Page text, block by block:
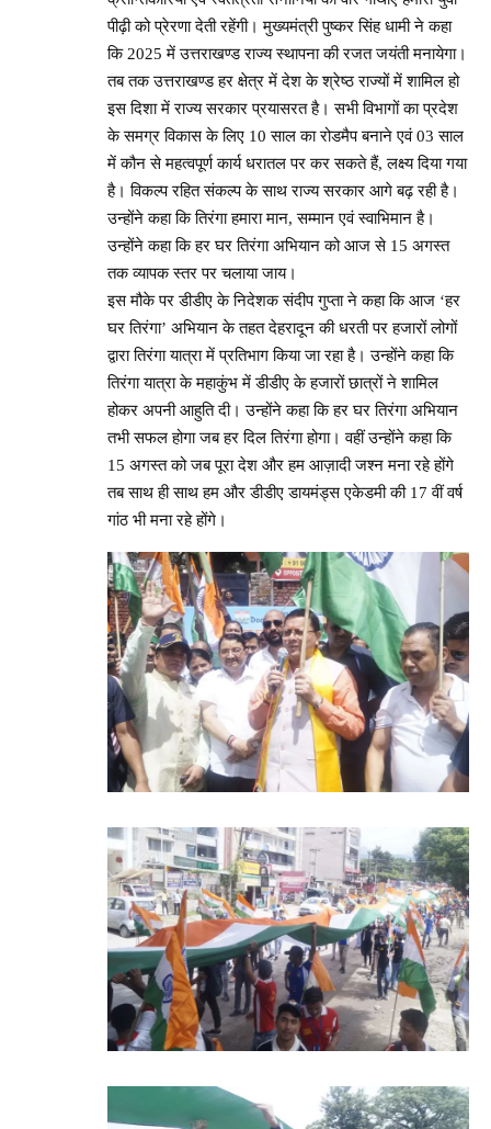
पीढ़ी को प्रेरणा देती रहेंगी। मुख्यमंत्री पुष्कर सिंह धामी ने कहा
कि 2025 में उत्तराखण्ड राज्य स्थापना की रजत जयंती मनायेगा।
तब तक उत्तराखण्ड हर क्षेत्र में देश के श्रेष्ठ राज्यों में शामिल हो
इस दिशा में राज्य सरकार प्रयासरत है। सभी विभागों का प्रदेश
के समग्र विकास के लिए 10 साल का रोडमैप बनाने एवं 03 साल
में कौन से महत्वपूर्ण कार्य धरातल पर कर सकते हैं, लक्ष्य दिया गया
है। विकल्प रहित संकल्प के साथ राज्य सरकार आगे बढ़ रही है।
उन्होंने कहा कि तिरंगा हमारा मान, सम्मान एवं स्वाभिमान है।
उन्होंने कहा कि हर घर तिरंगा अभियान को आज से 15 अगस्त
तक व्यापक स्तर पर चलाया जाय।
इस मौके पर डीडीए के निदेशक संदीप गुप्ता ने कहा कि आज ‘हर
घर तिरंगा’ अभियान के तहत देहरादून की धरती पर हजारों लोगों
द्वारा तिरंगा यात्रा में प्रतिभाग किया जा रहा है। उन्होंने कहा कि
तिरंगा यात्रा के महाकुंभ में डीडीए के हजारों छात्रों ने शामिल
होकर अपनी आहुति दी। उन्होंने कहा कि हर घर तिरंगा अभियान
तभी सफल होगा जब हर दिल तिरंगा होगा। वहीं उन्होंने कहा कि
15 अगस्त को जब पूरा देश और हम आज़ादी जश्न मना रहे होंगे
तब साथ ही साथ हम और डीडीए डायमंड्स एकेडमी की 17 वीं वर्ष
गांठ भी मना रहे होंगे।